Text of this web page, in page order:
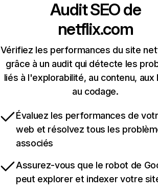
Audit SEO de
netflix.com
Vérifiez les performances du site
grâce à un audit qui détecte les
liés à l'explorabilité, au contenu, aux
au codage.
Évaluez les performances de
web et résolvez tous les
associés
Assurez-vous que le robot de
peut explorer et indexer votre